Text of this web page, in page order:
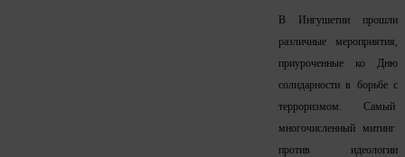
В Ингушетии прошли
различные мероприятия,
приуроченные ко Дню
солидарности в борьбе с
терроризмом. Самый
многочисленный митинг
против идеологии